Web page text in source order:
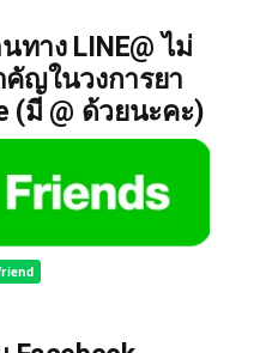
ทาง LINE@ ไม่
ญในวงการยา
(มี @ ด้วยนะคะ)